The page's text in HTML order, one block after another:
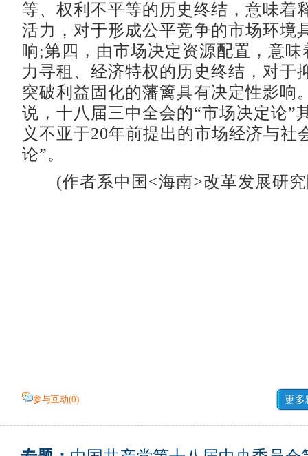
等、权利不平等的历史终结，意味着
活力，对于形成公平竞争的市场环境
响;第四，由市场决定资源配置，意味
力寻租、经济特权的历史终结，对于
突破利益固化的藩篱具有决定性影响
说，十八届三中全会的“市场决定论”
义不亚于20年前提出的市场经济与社
论”。
(作者系中国<海南>改革发展研究
参与互动(0) 更多